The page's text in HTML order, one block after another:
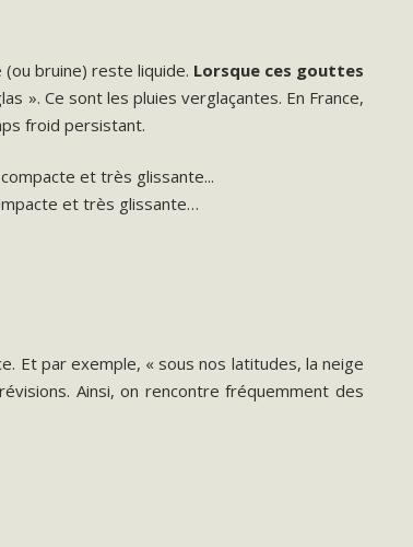
bruine) reste liquide. Lorsque ces gouttes
». Ce sont les pluies verglaçantes. En France,
froid persistant.
et très glissante…
Et par exemple, « sous nos latitudes, la neige
Ainsi, on rencontre fréquemment des